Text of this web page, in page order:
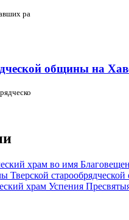
ра
общины на
храм во имя
Тверской
храм Успения